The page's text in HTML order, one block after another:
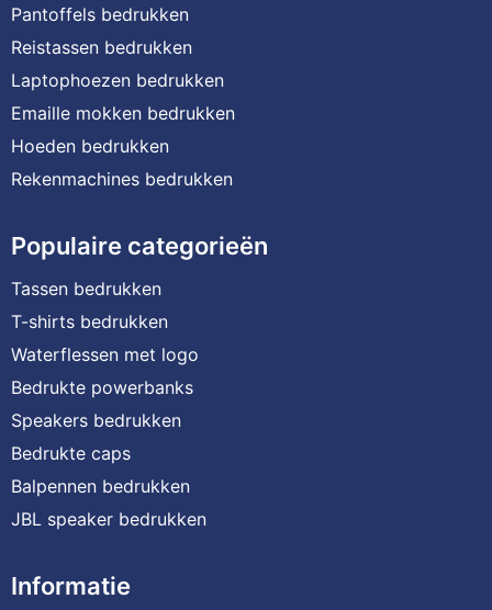
Pantoffels bedrukken
Reistassen bedrukken
Laptophoezen bedrukken
Emaille mokken bedrukken
Hoeden bedrukken
Rekenmachines bedrukken
Populaire categorieën
Tassen bedrukken
T-shirts bedrukken
Waterflessen met logo
Bedrukte powerbanks
Speakers bedrukken
Bedrukte caps
Balpennen bedrukken
JBL speaker bedrukken
Informatie